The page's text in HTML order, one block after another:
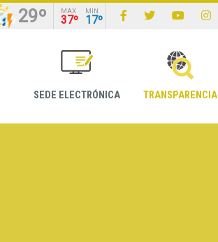
29º MAX
37º
MIN
17º
SEDE ELECTRÓNICA TRANSPARENCIA